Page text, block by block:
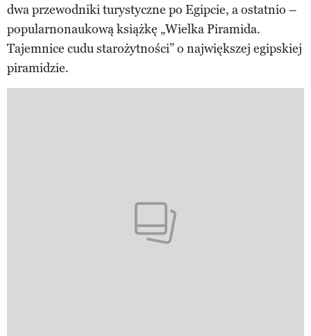
dwa przewodniki turystyczne po Egipcie, a ostatnio –
popularnonaukową książkę „Wielka Piramida.
Tajemnice cudu starożytności” o największej egipskiej
piramidzie.